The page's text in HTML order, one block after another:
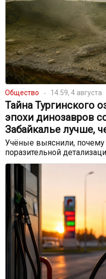
Общество 14:59, 4 августа
Тайна Тургинского
эпохи динозавров
Забайкалье лучше,
Учёные выяснили, почему
поразительной